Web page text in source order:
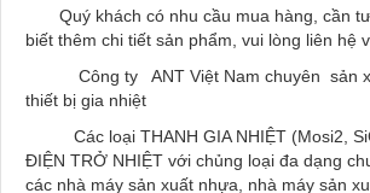
Quý khách có nhu cầu mua hàng, cần tư
biết thêm chi tiết sản phẩm, vui lòng liên hệ
Công ty ANT Việt Nam chuyên sản
thiết bị gia nhiệt
Các loại THANH GIA NHIỆT (Mosi2,
ĐIỆN TRỞ NHIỆT với chủng loại đa dạng
các nhà máy sản xuất nhựa, nhà máy sản